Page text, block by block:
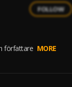
FOLLOW
författare MORE